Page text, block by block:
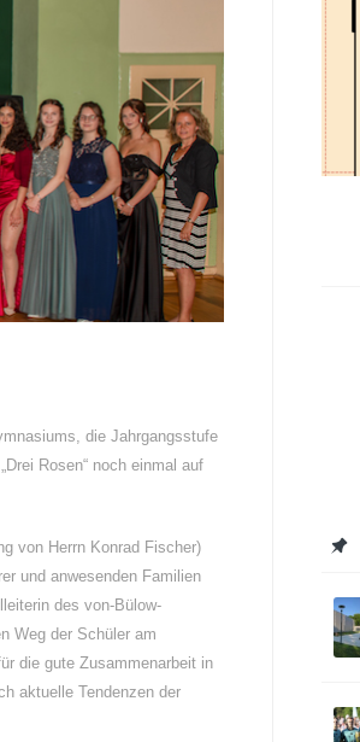
die Jahrgangsstufe
Rosen“ noch einmal auf
von Herrn Konrad Fischer)
und anwesenden Familien
des von-Bülow-
Weg der Schüler am
die gute Zusammenarbeit in
aktuelle Tendenzen der